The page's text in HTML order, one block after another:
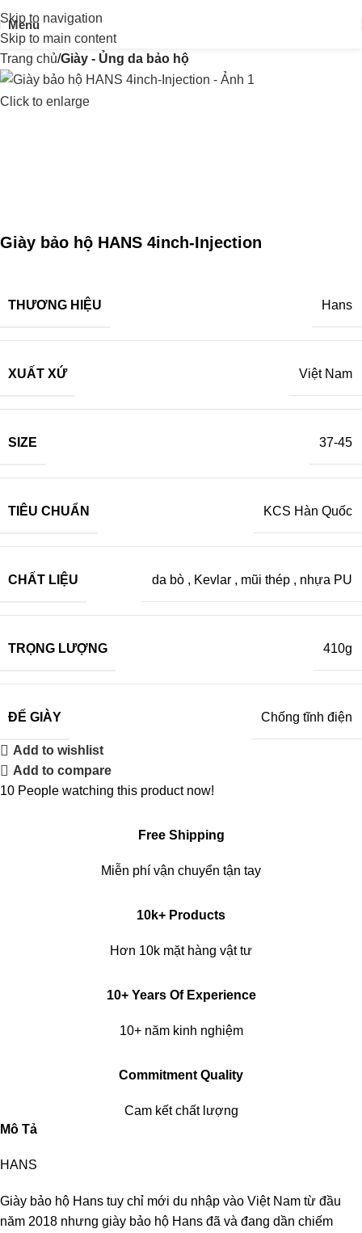
Skip to navigation
Skip to main content
Menu
Trang chủ Giày - Ủng da bảo hộ
Click to enlarge
Giày bảo hộ HANS 4inch-Injection
THƯƠNG HIỆU Hans
XUẤT XỨ Việt Nam
SIZE 37-45
TIÊU CHUẨN KCS Hàn Quốc
CHẤT LIỆU da bò , Kevlar , mũi thép , nhựa PU
TRỌNG LƯỢNG 410g
ĐẾ GIÀY Chống tĩnh điện
Add to wishlist
Add to compare
10 People watching this product now!
Free Shipping
Miễn phí vận chuyển tận tay
10k+ Products
Hơn 10k mặt hàng vật tư
10+ Years Of Experience
10+ năm kinh nghiệm
Commitment Quality
Cam kết chất lượng
Mô Tả
HANS
Giày bảo hộ Hans tuy chỉ mới du nhập vào Việt Nam từ đầu
năm 2018 nhưng giày bảo hộ Hans đã và đang dần chiếm